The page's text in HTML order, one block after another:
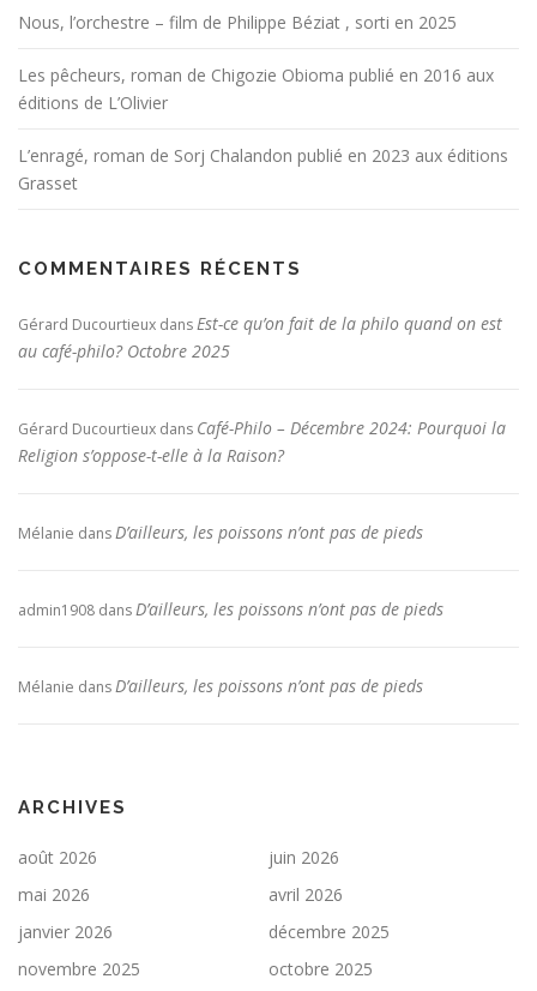
Nous, l’orchestre – film de Philippe Béziat , sorti en 2025
Les pêcheurs, roman de Chigozie Obioma publié en 2016 aux
éditions de L’Olivier
L’enragé, roman de Sorj Chalandon publié en 2023 aux éditions
Grasset
COMMENTAIRES RÉCENTS
Gérard Ducourtieux dansEst-ce qu’on fait de la philo quand on est
au café-philo? Octobre 2025
Gérard Ducourtieux dans Café-Philo – Décembre 2024: Pourquoi la
Religion s’oppose-t-elle à la Raison?
Mélanie dansD’ailleurs, les poissons n’ont pas de pieds
admin1908 dansD’ailleurs, les poissons n’ont pas de pieds
Mélanie dansD’ailleurs, les poissons n’ont pas de pieds
ARCHIVES
août 2026
juin 2026
mai 2026
avril 2026
janvier 2026
décembre 2025
novembre 2025
octobre 2025